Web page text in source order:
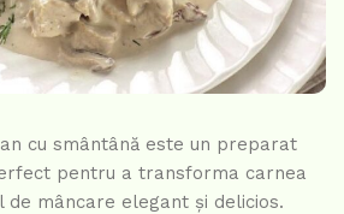
cu smântână este un preparat
pentru a transforma carnea
mâncare elegant și delicios.